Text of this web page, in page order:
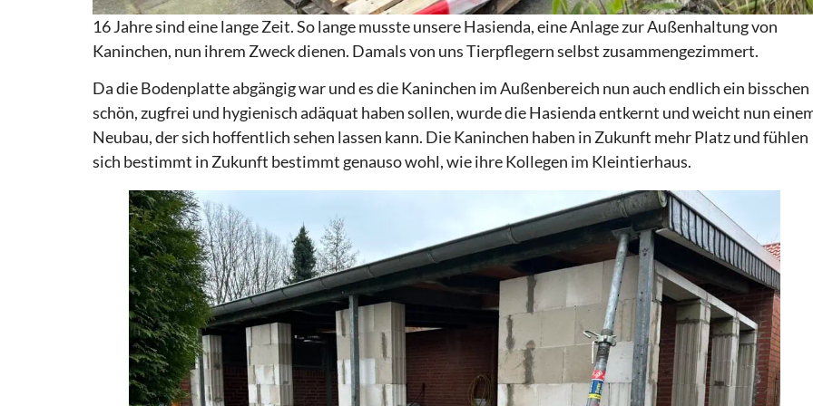
16 Jahre sind eine lange Zeit. So lange musste unsere Hasienda, eine Anlage zur Außenhaltung von
Kaninchen, nun ihrem Zweck dienen. Damals von uns Tierpflegern selbst zusammengezimmert.
Da die Bodenplatte abgängig war und es die Kaninchen im Außenbereich nun auch endlich ein bisschen
schön, zugfrei und hygienisch adäquat haben sollen, wurde die Hasienda entkernt und weicht nun
Neubau, der sich hoffentlich sehen lassen kann. Die Kaninchen haben in Zukunft mehr Platz und fühlen
sich bestimmt in Zukunft bestimmt genauso wohl, wie ihre Kollegen im Kleintierhaus.